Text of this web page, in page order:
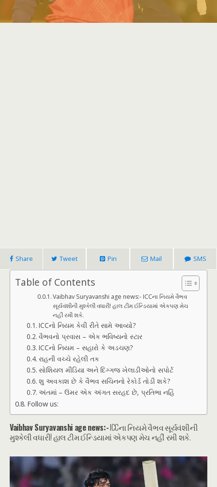
Share Tweet Pin Mail SMS
Table of Contents
Vaibhav Suryavanshi age news:- ICCના નિયમે વૈભવ
સૂર્યવંશીની મુશ્કેલી વધારી! હાલ ટીમ ઈન્ડિયામાં એકપણ મેચ
નહીં રમી શકે.
ICCનો નિયમ કેવી રીતે સામે આવ્યો?
વૈભવનો પ્રવાસ – એક ભવિષ્યનો સ્ટાર
ICCનો નિયમ – સહારો કે અડચણ?
રાહની વચ્ચે રહેલી તક
સોશિયલ મીડિયા અને દિગ્ગજ ખેલાડીઓનો સપોર્ટ
શુ અવકાશ છે કે વૈભવ સચિનનો રેકોર્ડ તોડી શકે?
અંતમાં – ઉંમર એક અંગત સરહદ છે, પ્રતિભા નહિં
Follow us:
Vaibhav Suryavanshi age news:-ICCના નિયમે વૈભવ સૂર્યવંશીની
મુશ્કેલી વધારી! હાલ ટીમ ઈન્ડિયામાં એકપણ મેચ નહીં રમી શકે.